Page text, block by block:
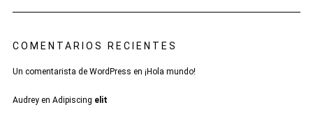
COMENTARIOS RECIENTES
Un comentarista de WordPress en ¡Hola mundo!
Audreyen Adipiscing elit